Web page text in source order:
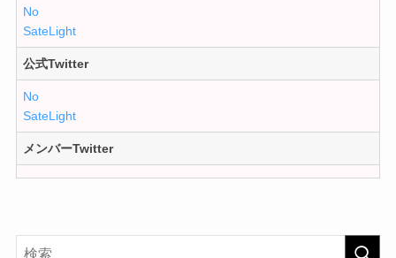
No
SateLight
公式Twitter
No
SateLight
メンバーTwitter